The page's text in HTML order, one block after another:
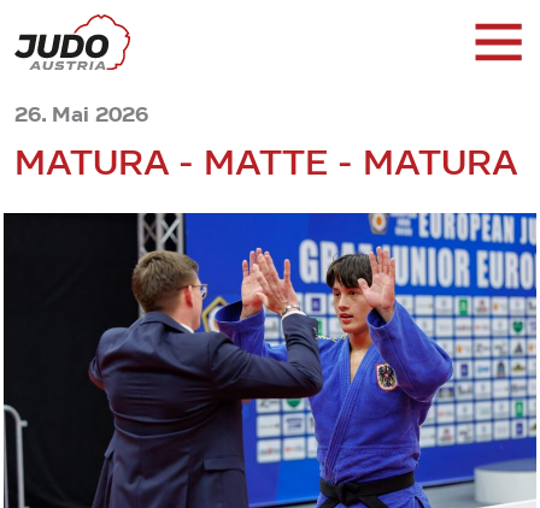
26. Mai 2026
MATURA - MATTE - MATURA